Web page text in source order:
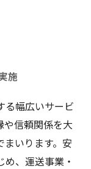
施
る幅広いサービ
や信頼関係を大
まいります。安
、運送事業・